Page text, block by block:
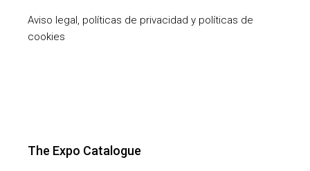
Aviso legal, políticas de privacidad y políticas de
cookies
The Expo Catalogue